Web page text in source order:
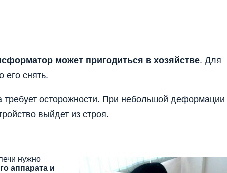
может пригодиться в хозяйстве. Для
его снять.
требует осторожности. При небольшой деформации
выйдет из строя.
нужно
аппарата и